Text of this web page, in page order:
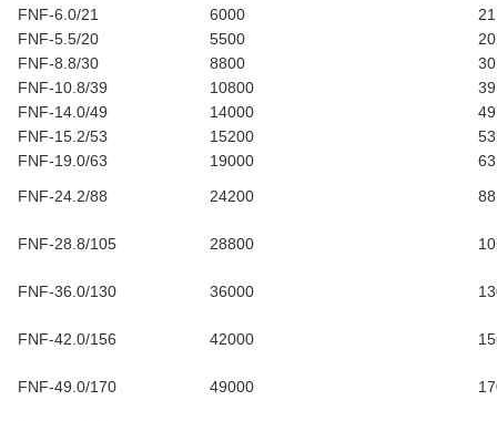
FNF-6.0/21
6000
21
FNF-5.5/20
5500
20
FNF-8.8/30
8800
30
FNF-10.8/39
10800
39
FNF-14.0/49
14000
49
FNF-15.2/53
15200
53
FNF-19.0/63
19000
63
FNF-24.2/88
24200 88
FNF-28.8/105 28800
FNF-36.0/130 36000
FNF-42.0/156 42000
FNF-49.0/170 49000